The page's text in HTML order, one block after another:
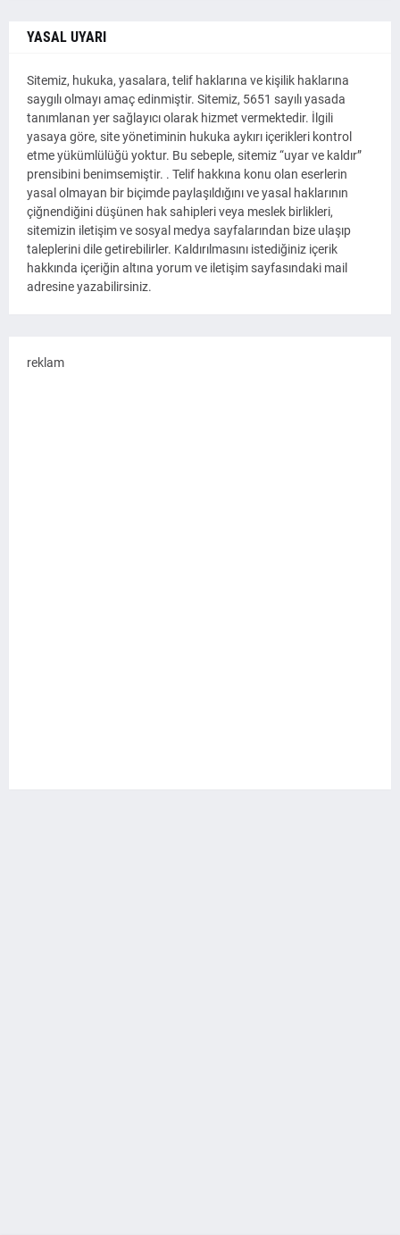
YASAL UYARI
Sitemiz, hukuka, yasalara, telif haklarına ve kişilik haklarına
saygılı olmayı amaç edinmiştir. Sitemiz, 5651 sayılı yasada
tanımlanan yer sağlayıcı olarak hizmet vermektedir. İlgili
yasaya göre, site yönetiminin hukuka aykırı içerikleri kontrol
etme yükümlülüğü yoktur. Bu sebeple, sitemiz “uyar ve kaldır”
prensibini benimsemiştir. . Telif hakkına konu olan eserlerin
yasal olmayan bir biçimde paylaşıldığını ve yasal haklarının
çiğnendiğini düşünen hak sahipleri veya meslek birlikleri,
sitemizin iletişim ve sosyal medya sayfalarından bize ulaşıp
taleplerini dile getirebilirler. Kaldırılmasını istediğiniz içerik
hakkında içeriğin altına yorum ve iletişim sayfasındaki mail
adresine yazabilirsiniz.
reklam